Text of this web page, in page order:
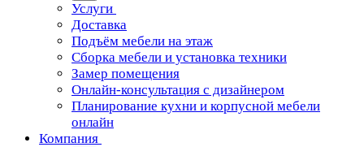
Услуги
Доставка
Подъём мебели на этаж
Сборка мебели и установка техники
Замер помещения
Онлайн-консультация с дизайнером
Планирование кухни и корпусной мебели
онлайн
Компания